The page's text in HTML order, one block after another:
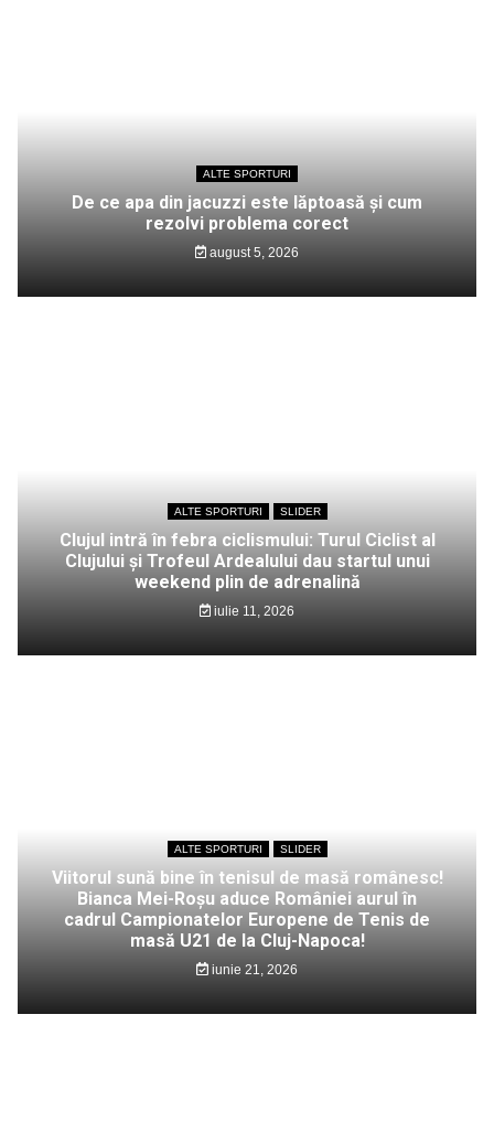
ALTE SPORTURI
De ce apa din jacuzzi este lăptoasă și cum
rezolvi problema corect
august 5, 2026
ALTE SPORTURI SLIDER
Clujul intră în febra ciclismului: Turul Ciclist al
Clujului și Trofeul Ardealului dau startul unui
weekend plin de adrenalină
iulie 11, 2026
ALTE SPORTURI SLIDER
Viitorul sună bine în tenisul de masă românesc!
Bianca Mei-Roșu aduce României aurul în
cadrul Campionatelor Europene de Tenis de
masă U21 de la Cluj-Napoca!
iunie 21, 2026